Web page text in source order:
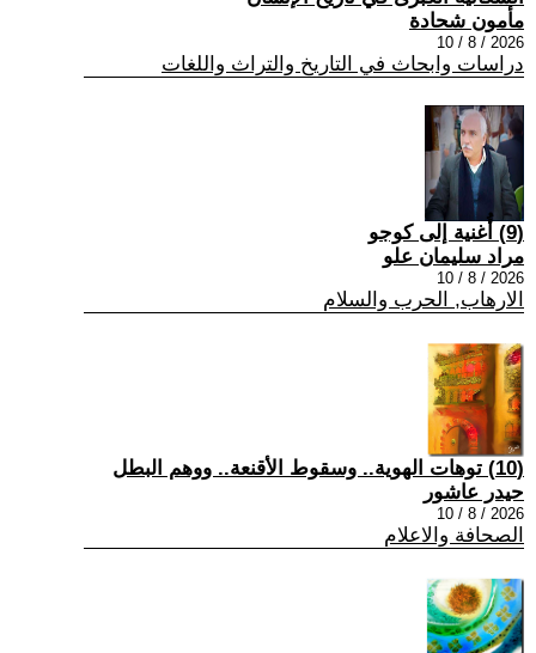
مأمون شحادة
2026 / 8 / 10
دراسات وابحاث في التاريخ والتراث واللغات
(9) أُغنية إلى كوجو
مراد سليمان علو
2026 / 8 / 10
الارهاب, الحرب والسلام
(10) توهات الهوية.. وسقوط الأقنعة.. ووهم البطل
حيدر عاشور
2026 / 8 / 10
الصحافة والاعلام